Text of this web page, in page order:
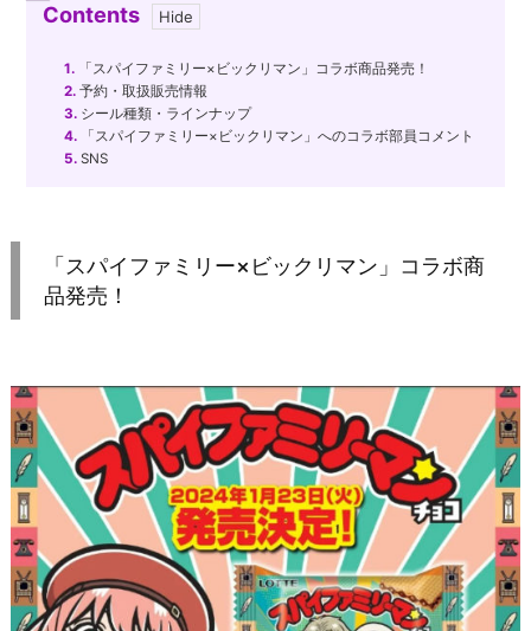
Contents
1. 「スパイファミリー×ビックリマン」コラボ商品発売！
2. 予約・取扱販売情報
3. シール種類・ラインナップ
4. 「スパイファミリー×ビックリマン」へのコラボ部員コメント
5. SNS
「スパイファミリー×ビックリマン」コラボ商
品発売！